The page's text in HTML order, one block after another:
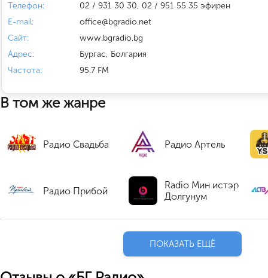
Телефон:
02 / 931 30 30, 02 / 951 55 35 эфирен
E-mail:
office@bgradio.net
Сайт:
www.bgradio.bg
Адрес:
Бургас, Болгария
Частота:
95.7 FM
В том же жанре
Радио Свадьба Радио Артель
Радио Прибой
Radio Мин истэр
Долгунум
ПОКАЗАТЬ ЕЩЁ